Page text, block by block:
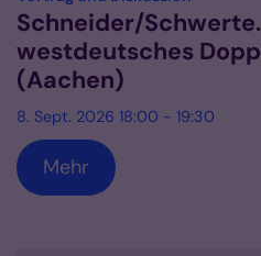
Schneider/
westdeutsches
(Aachen)
8. Sept. 2026 18:00 - 19:30
Mehr